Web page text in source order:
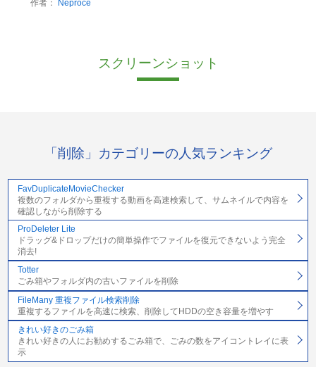
作者： Neproce
スクリーンショット
「削除」カテゴリーの人気ランキング
FavDuplicateMovieChecker
複数のフォルダから重複する動画を高速検索して、サムネイルで内容を
確認しながら削除する
ProDeleter Lite
ドラッグ&ドロップだけの簡単操作でファイルを復元できないよう完全
消去!
Totter
ごみ箱やフォルダ内の古いファイルを削除
FileMany 重複ファイル検索削除
重複するファイルを高速に検索、削除してHDDの空き容量を増やす
きれい好きのごみ箱
きれい好きの人にお勧めするごみ箱で、ごみの数をアイコントレイに表
示